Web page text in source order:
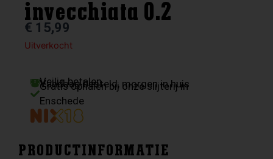
invecchiata 0.2
€ 15,99
Uitverkocht
Veilig betalen
Vandaag besteld, morgen in huis
Gratis ophalen bij onze slijterij in
Enschede
PRODUCTINFORMATIE